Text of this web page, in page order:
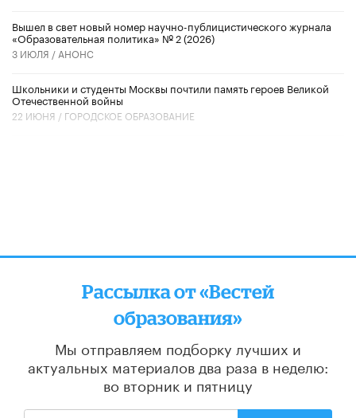
Вышел в свет новый номер научно-публицистического журнала
«Образовательная политика» № 2 (2026)
3 ИЮЛЯ / АНОНС
Школьники и студенты Москвы почтили память героев Великой
Отечественной войны
22 ИЮНЯ / ГОРОДСКОЕ ОБРАЗОВАНИЕ
Рассылка от «Вестей
образования»
Мы отправляем подборку лучших и
актуальных материалов два раза в неделю:
во вторник и пятницу